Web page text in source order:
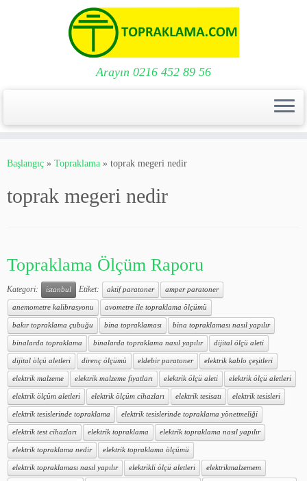
to
Arayın 0216 452 89 56
Başlangıç » Topraklama » toprak megeri nedir
toprak megeri nedir
Topraklama Ölçüm Raporu
Kategori: istanbul Etiket: aktif paratoner amper paratoner
anemometre kalibrasyonu avometre ile topraklama ölçümü
bakır topraklama çubuğu bina topraklaması bina topraklaması nasıl yapılır
binalarda topraklama binalarda topraklama nasıl yapılır dijital ölçü aleti
dijital ölçü aletleri direnç ölçümü eldebir paratoner elektrik kablo çeşitleri
elektrik malzeme elektrik malzeme fiyatları elektrik ölçü aleti elektrik ölçü aletleri
elektrik ölçüm aletleri elektrik ölçüm cihazları elektrik tesisatı elektrik tesisleri
elektrik tesislerinde topraklama elektrik tesislerinde topraklama yönetmeliği
elektrik test cihazları elektrik topraklama elektrik topraklama nasıl yapılır
elektrik topraklama nedir elektrik topraklama ölçümü
elektrik topraklaması nasıl yapılır elektrikli ölçü aletleri elektrikmalzemem